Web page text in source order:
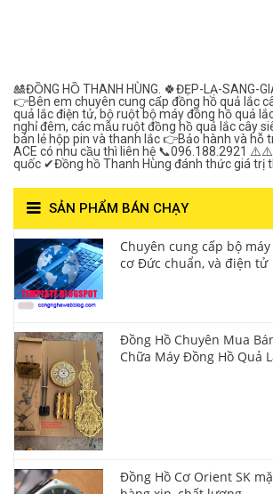
🎎ĐỒNG HỒ THANH HÙNG. 🍀ĐẸP-LẠ-SANG-
👉Bên em chuyên cung cấp đồng hồ quả lắc
quả lắc điện tử, bộ ruột bộ máy đồng hồ quả
nghỉ đêm, các mẫu ruột đồng hồ quả lắc cây
bán lẻ hộp pin và thanh lắc 👉Bảo hành và hỗ
ACE có nhu cầu thì liên hệ 📞096.188.2921
quốc ✔Đồng hồ Thanh Hùng đánh thức giá trị
SẢN PHẨM BÁN CHẠY
Chuyên cung cấp bộ
cơ Đức chuẩn, và điện tử
Đồng Hồ Chuyên Mua
Chữa Máy Đồng Hồ Quả
Đồng Hồ Cơ Orient SK